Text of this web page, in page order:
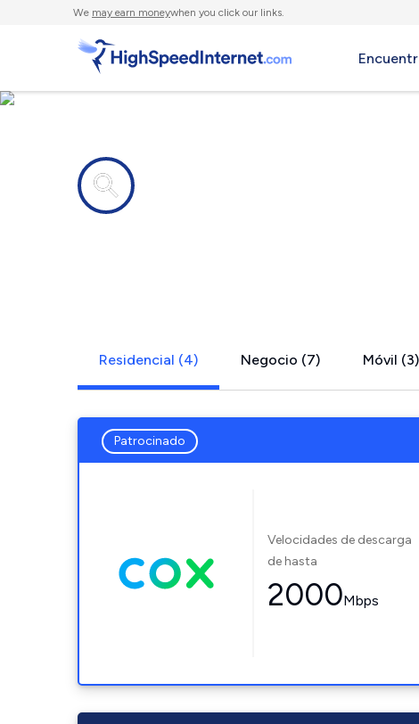
We may earn moneywhen you click our links.
Residencial (4) Negocio (7) Móvil (3)
Patrocinado
Velocidades de descarga
de hasta
2000Mbps